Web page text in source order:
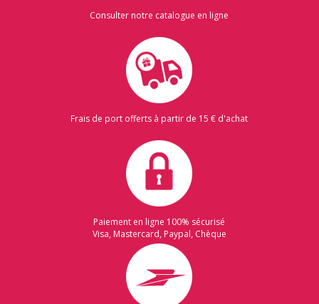
Consulter notre catalogue en ligne
Frais de port offerts à partir de 15 € d'achat
Paiement en ligne 100% sécurisé
Visa, Mastercard, Paypal, Chèque